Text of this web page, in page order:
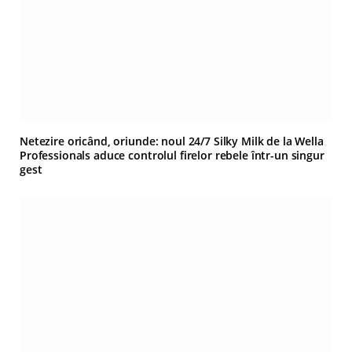
Netezire oricând, oriunde: noul 24/7 Silky Milk de la Wella
Professionals aduce controlul firelor rebele într-un singur
gest